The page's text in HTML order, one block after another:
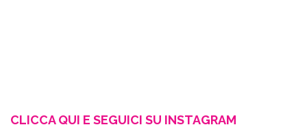
CLICCA QUI E SEGUICI SU INSTAGRAM